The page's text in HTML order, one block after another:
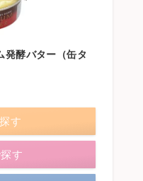
酵バター（缶タ
す
す